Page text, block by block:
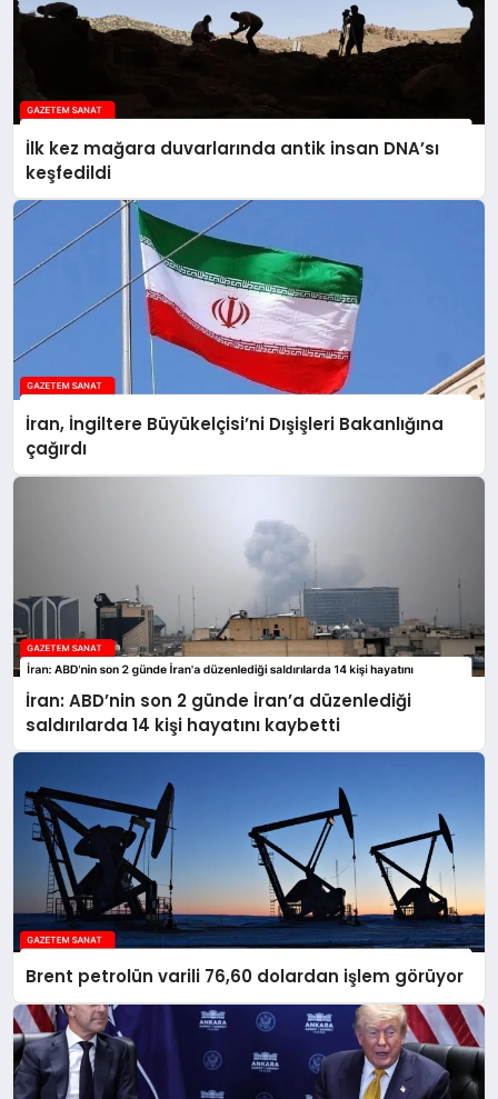
İlk kez mağara duvarlarında antik insan DNA’sı
keşfedildi
İran, İngiltere Büyükelçisi’ni Dışişleri Bakanlığına
çağırdı
İran: ABD’nin son 2 günde İran’a düzenlediği
saldırılarda 14 kişi hayatını kaybetti
Brent petrolün varili 76,60 dolardan işlem görüyor